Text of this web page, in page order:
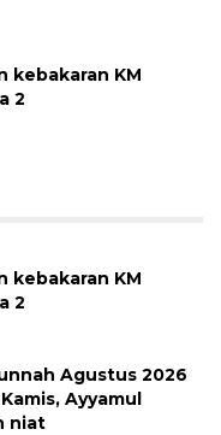
kebakaran KM
2
kebakaran KM
2
Agustus 2026
Ayyamul
niat